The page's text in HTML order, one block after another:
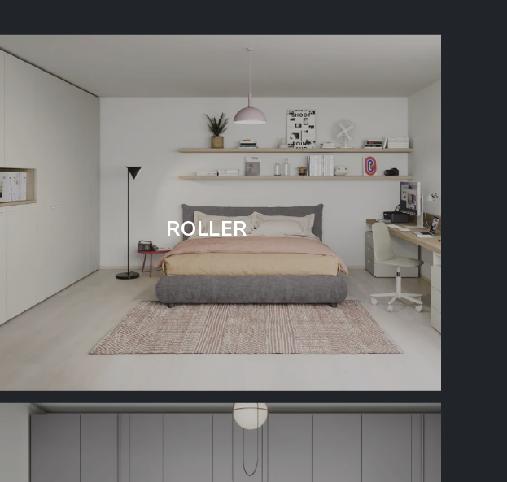
ROLLER